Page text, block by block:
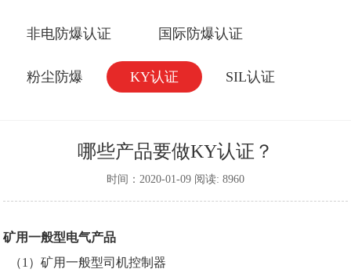
非电防爆认证 国际防爆认证
粉尘防爆 KY认证 SIL认证
哪些产品要做KY认证？
时间：2020-01-09 阅读: 8960
矿用一般型电气产品
（1）矿用一般型司机控制器